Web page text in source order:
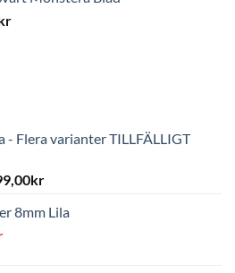
- Flera varianter TILLFÄLLIGT
kr
8mm Lila
Det